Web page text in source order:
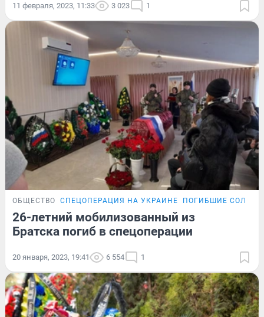
11 февраля, 2023, 11:33 3 023 1
ОБЩЕСТВО СПЕЦОПЕРАЦИЯ НА УКРАИНЕ ПОГИБШИЕ
26-летний мобилизованный из
Братска погиб в спецоперации
20 января, 2023, 19:41 6 554 1